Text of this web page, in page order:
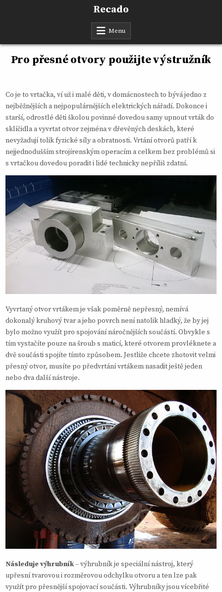
Recado
Menu
Pro přesné otvory použijte výstružník
Co je to vrtačka, ví už i malé děti, v domácnostech to bývá jedno z
nejběžnějších a nejpopulárnějších elektrických nářadí. Dokonce i
starší, odrostlé děti školou povinné dovedou samy upnout vrták do
sklíčidla a vyvrtat otvor zejména v dřevěných deskách, které
nevyžadují tolik fyzické síly a obratnosti. Vrtání otvorů patří k
nejjednodušším strojírenským operacím a celkem bez problémů si
s vrtačkou dovedou poradit i lidé technicky nepříliš zdatní.
Vyvrtaný otvor vrtákem je však poměrně nepřesný, nemívá
dokonalý kruhový tvar a jeho povrch není natolik hladký, že by jej
bylo možno využít pro spojování náročnějších součástí. Obvykle s
tím vystačíte pouze na šroub s maticí, které otvorem provléknete a
dvě součásti spojíte tímto způsobem. Jestliže chcete zhotovit velmi
přesný otvor, musíte po předvrtání vrtákem nasadit ještě jeden
nebo dva další nástroje.
Následuje výhrubník– výhrubník je speciální nástroj, který
upřesní tvarovou i rozměrovou odchylku otvoru a ten lze pak
využít pro přesnější spojovací součásti. Výhrubníky jsou vícebřité